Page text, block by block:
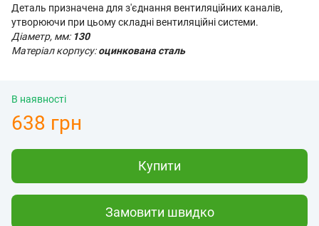
Деталь призначена для з'єднання вентиляційних каналів,
утворюючи при цьому складні вентиляційні системи.
Діаметр, мм:130
Матеріал корпусу:оцинкована сталь
В наявності
638 грн
Купити
Замовити швидко